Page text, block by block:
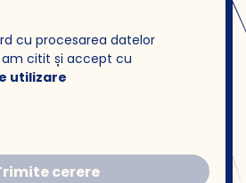
cu procesarea datelor
am citit și accept cu
utilizare
cerere